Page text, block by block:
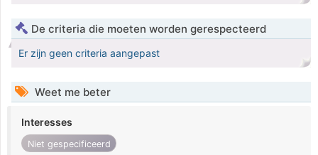
De criteria die moeten worden gerespecteerd
Er zijn geen criteria aangepast
Weet me beter
Interesses
Niet gespecificeerd